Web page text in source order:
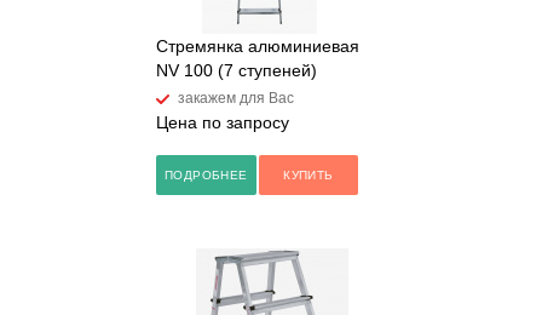
Стремянка алюминиевая
NV 100 (7 ступеней)
закажем для Вас
Цена по запросу
ПОДРОБНЕЕ КУПИТЬ